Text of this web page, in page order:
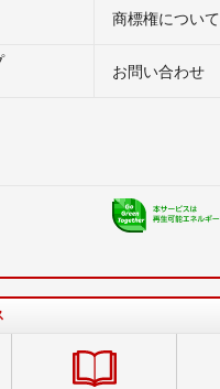
商標権について
お問い合わせ